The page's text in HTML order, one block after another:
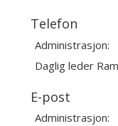
Telefon
Administrasjon:
Daglig leder
E-post
Administrasjon: